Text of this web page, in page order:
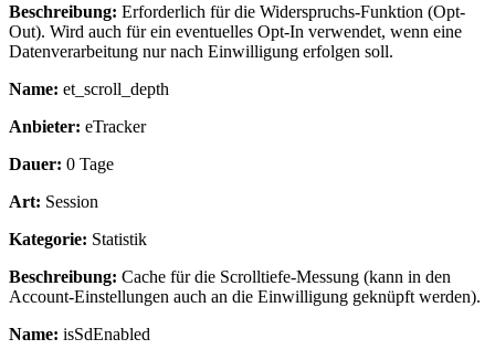
Beschreibung: Erforderlich für die Widerspruchs-Funktion (Opt-
Out). Wird auch für ein eventuelles Opt-In verwendet, wenn eine
Datenverarbeitung nur nach Einwilligung erfolgen soll.
Name: et_scroll_depth
Anbieter: eTracker
Dauer: 0 Tage
Art: Session
Kategorie: Statistik
Beschreibung: Cache für die Scrolltiefe-Messung (kann in den
Account-Einstellungen auch an die Einwilligung geknüpft werden).
Name: isSdEnabled